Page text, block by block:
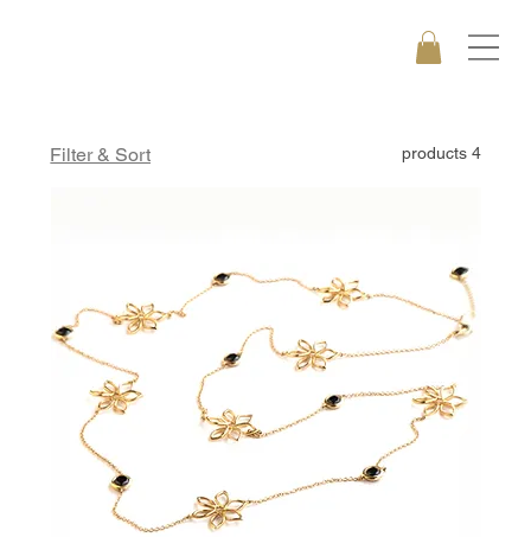
4 products
Filter & Sort